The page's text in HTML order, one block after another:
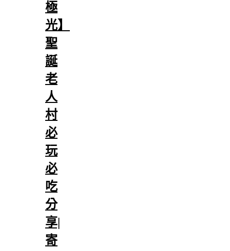
極
光】
聖
誕
老
人
村
必
玩
必
吃
分
享|
寄